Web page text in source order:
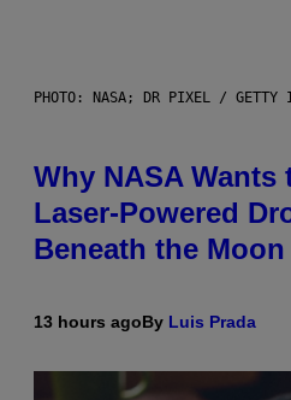
PHOTO: NASA; DR PIXEL / GETTY
Why NASA Wants
Laser-Powered
Beneath the Moon
13 hours agoBy Luis Prada